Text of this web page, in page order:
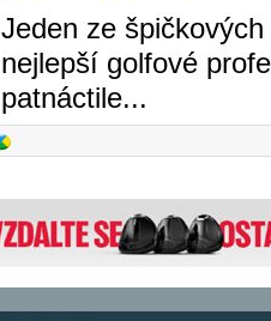
Jeden ze
nejlepší golfové
patnáctile...